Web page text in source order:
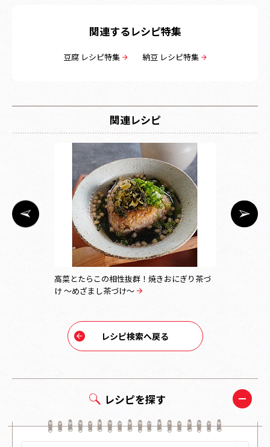
レシピを探す
関連するレシピ特集
豆腐 レシピ特集 納豆 レシピ特集
関連レシピ
高菜とたらこの相性抜群！焼きおにぎり茶づ
け ～めざまし茶づけ～
レシピ検索へ戻る